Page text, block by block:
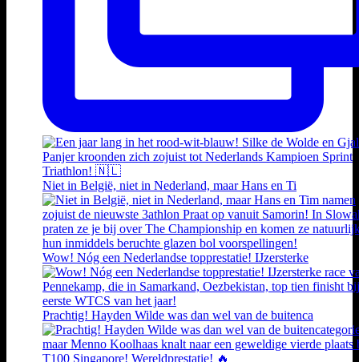
Niet in België, niet in Nederland, maar Hans en Ti
Wow! Nóg een Nederlandse topprestatie! IJzersterke
Prachtig! Hayden Wilde was dan wel van de buitenca